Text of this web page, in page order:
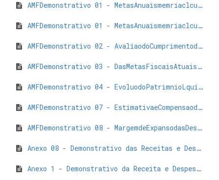
AMFDemonstrativo 01 - MetasAnuaismemriaclculoReceitasporNatureza-2.pdf
AMFDemonstrativo 01 - MetasAnuaismemriaclculoResultadoPrimrioeNominal-2.pdf
AMFDemonstrativo 02 - AvaliaodoCumprimentodasMetasFiscaisdoExerccioAnterior-3.pdf
AMFDemonstrativo 03 - DasMetasFiscaisAtuaisComparadascomasFixadasnosTrsExercciosAnteriores-3.pdf
AMFDemonstrativo 04 - EvoluodoPatrimnioLquido-1.pdf
AMFDemonstrativo 07 - EstimativaeCompensaodaRennciadeReceita-1.pdf
AMFDemonstrativo 08 - MargemdeExpansodasDespesasObrigatriasdeCarterContinuado.pdf
Anexo 08 - Demonstrativo das Receitas e Despesas com Manutenção e Desenvolvimento do Ensino - MDE.pdf
Anexo 1 - Demonstrativo da Receita e Despesa segundo Categorias Econômicas.pdf